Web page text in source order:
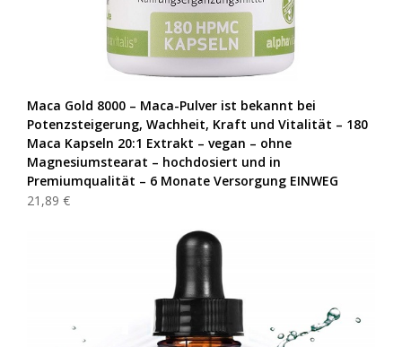
Maca Gold 8000 – Maca-Pulver ist bekannt bei
Potenzsteigerung, Wachheit, Kraft und Vitalität – 180
Maca Kapseln 20:1 Extrakt – vegan – ohne
Magnesiumstearat – hochdosiert und in
Premiumqualität – 6 Monate Versorgung EINWEG
21,89 €